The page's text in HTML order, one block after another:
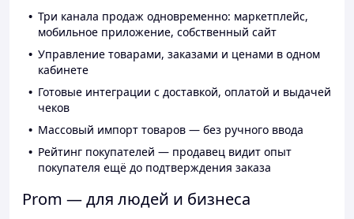
Три канала продаж одновременно: маркетплейс,
мобильное приложение, собственный сайт
Управление товарами, заказами и ценами в одном
кабинете
Готовые интеграции с доставкой, оплатой и выдачей
чеков
Массовый импорт товаров — без ручного ввода
Рейтинг покупателей — продавец видит опыт
покупателя ещё до подтверждения заказа
Prom — для людей и бизнеса